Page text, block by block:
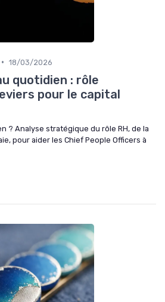
• 18/03/2026
quotidien : rôle
pour le capital
? Analyse stratégique du rôle RH, de la
pour aider les Chief People Officers à